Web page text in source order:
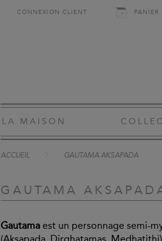
CONNEXION CLIENT PANIER
LA MAISON
ACCUEIL GAUTAMA AKSAPADA
GAUTAMA
Gautama est un personnage semi-